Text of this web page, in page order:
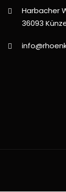
Harbacher
36093